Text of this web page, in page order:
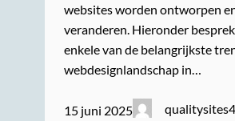
websites worden ontworpen
veranderen. Hieronder
enkele van de belangrijkste
webdesignlandschap in…
15 juni 2025